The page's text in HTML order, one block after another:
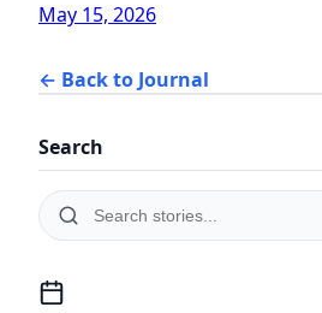
May 15, 2026
← Back to Journal
Search